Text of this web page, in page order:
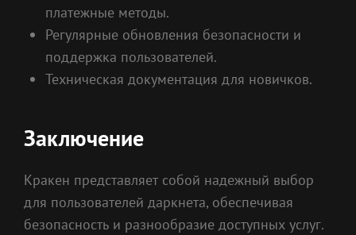
платежные методы.
Регулярные обновления безопасности и
поддержка пользователей.
Техническая документация для новичков.
Заключение
Кракен представляет собой надежный выбор
для пользователей даркнета, обеспечивая
безопасность и разнообразие доступных услуг.